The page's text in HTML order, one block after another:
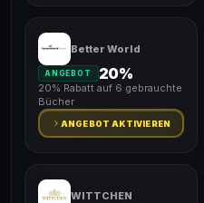
Better World
ANGEBOT 20%
20% Rabatt auf 6 gebrauchte
Bücher
ANGEBOT AKTIVIEREN
WITTCHEN